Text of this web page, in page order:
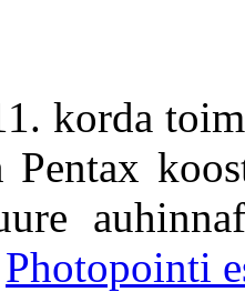
korda
Photopointi